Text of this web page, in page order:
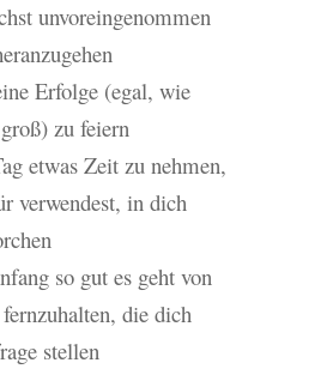
unvoreingenommen
Erfolge (egal, wie
zu feiern
etwas Zeit zu nehmen,
verwendest, in dich
so gut es geht von
die dich
stellen